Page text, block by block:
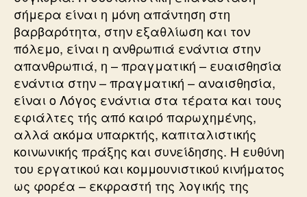
σήμερα είναι η μόνη απάντηση στη
βαρβαρότητα, στην εξαθλίωση και τον
πόλεμο, είναι η ανθρωπιά ενάντια στην
απανθρωπιά, η – πραγματική – ευαισθησία
ενάντια στην – πραγματική – αναισθησία,
είναι ο Λόγος ενάντια στα τέρατα και τους
εφιάλτες τής από καιρό παρωχημένης,
αλλά ακόμα υπαρκτής, καπιταλιστικής
κοινωνικής πράξης και συνείδησης. Η ευθύνη
του εργατικού και κομμουνιστικού κινήματος
ως φορέα – εκφραστή της λογικής της